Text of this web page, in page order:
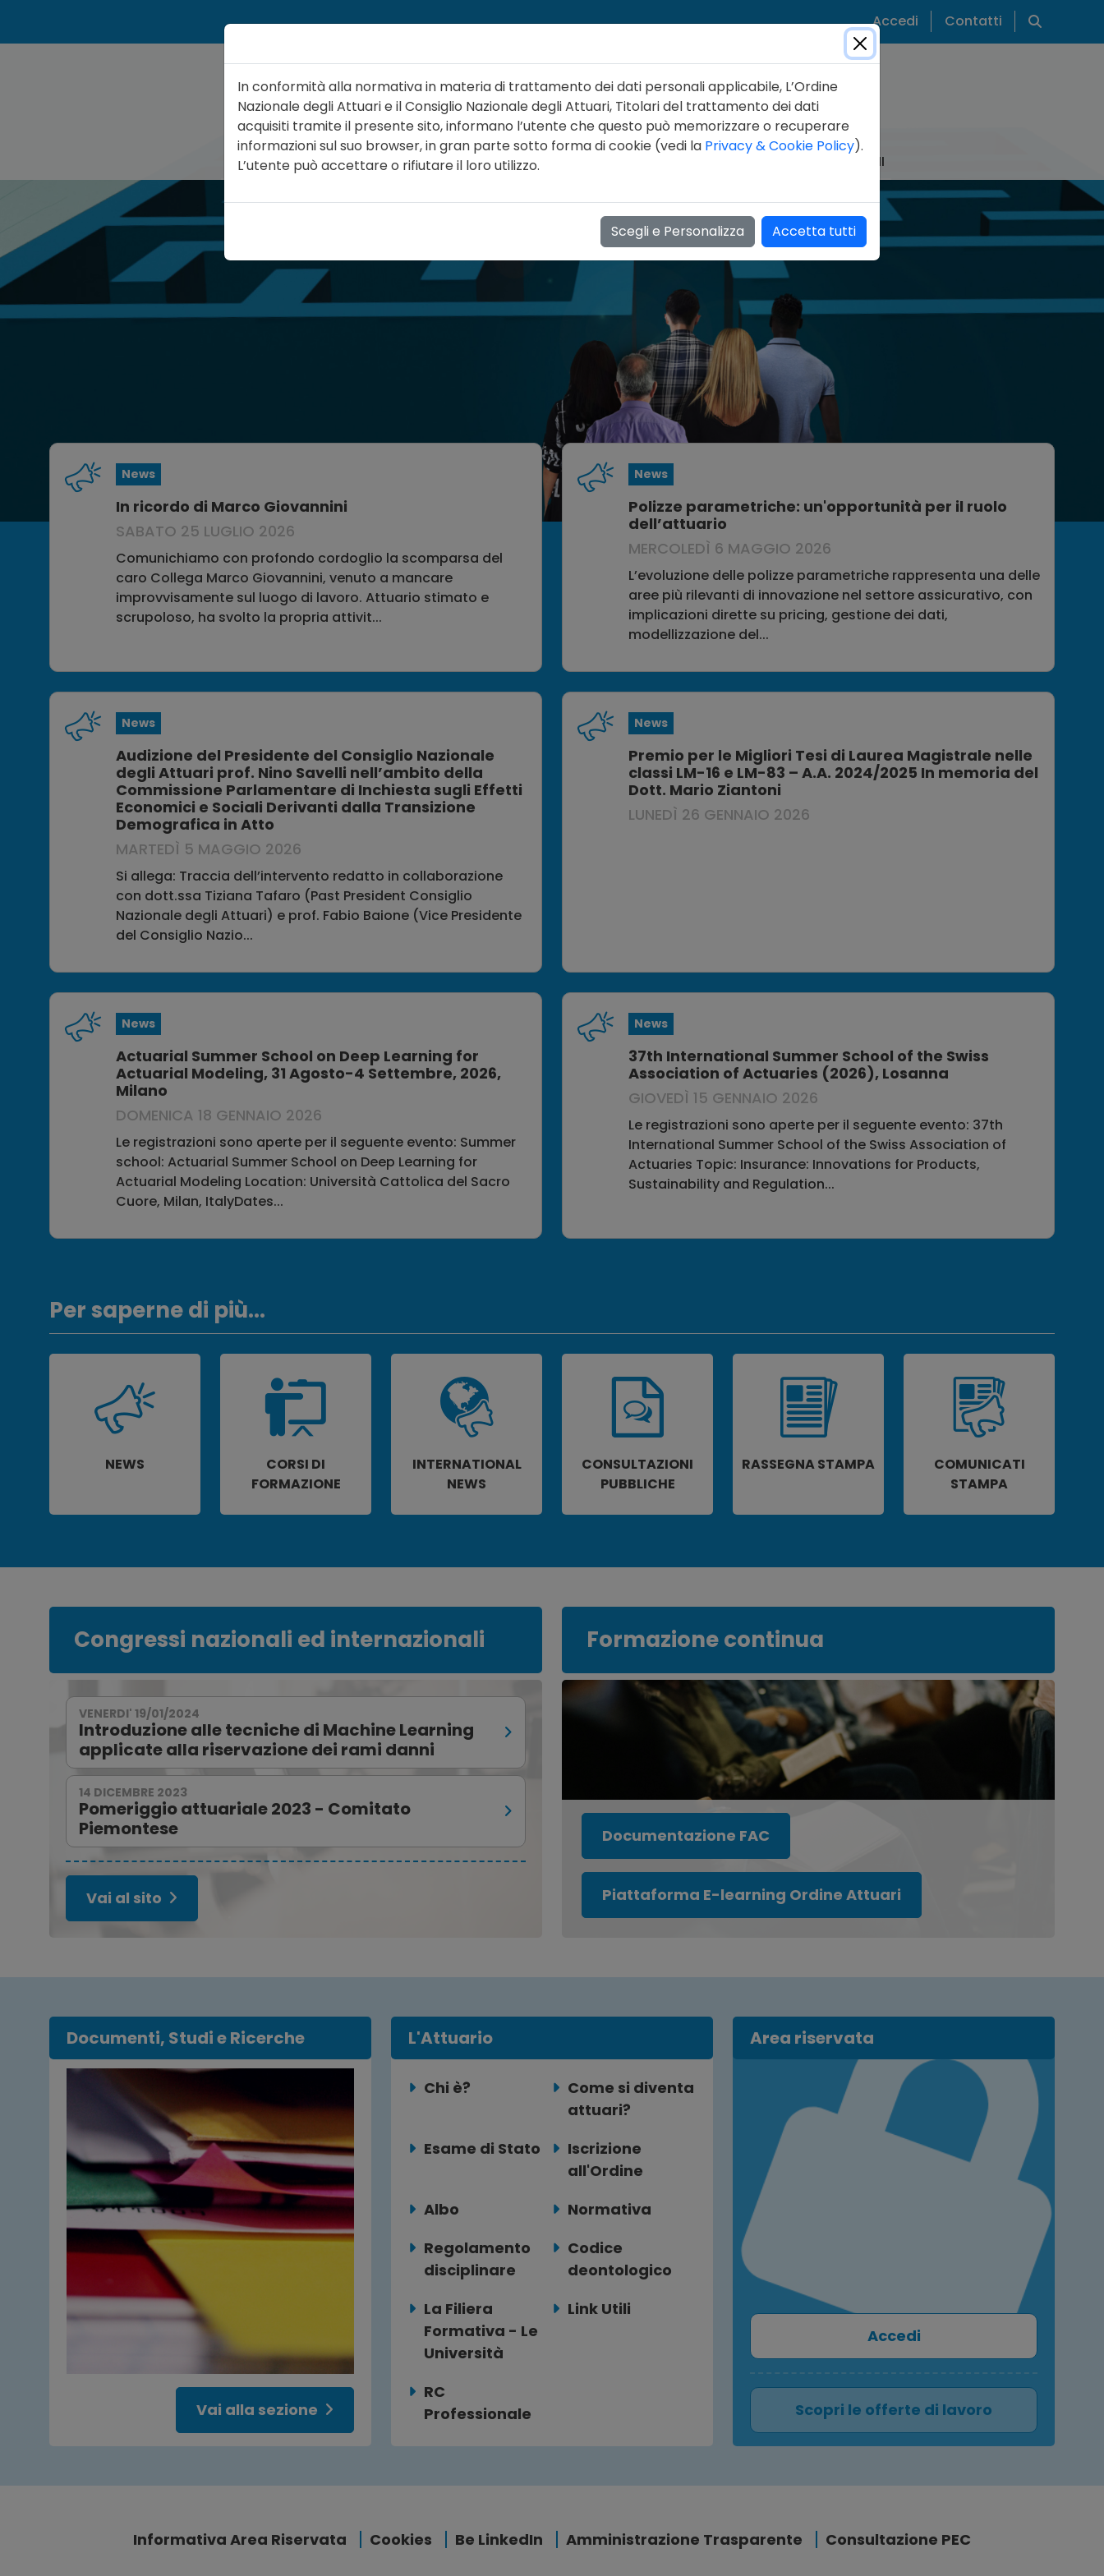
Accedi Contatti
ATTUARIO ORGANI LINEE GUIDA FORMAZIONE PUBBLICAZIONI
Notizie in evidenza
News
In ricordo di Marco Giovannini
SABATO 25 LUGLIO 2026
Comunichiamo con profondo cordoglio la scomparsa del
caro Collega Marco Giovannini, venuto a mancare
improvvisamente sul luogo di lavoro. Attuario stimato e
scrupoloso, ha svolto la propria attivit...
News
Polizze parametriche: un'opportunità per il ruolo
dell’attuario
MERCOLEDÌ 6 MAGGIO 2026
L’evoluzione delle polizze parametriche rappresenta una delle
aree più rilevanti di innovazione nel settore assicurativo, con
implicazioni dirette su pricing, gestione dei dati,
modellizzazione del...
News
Audizione del Presidente del Consiglio Nazionale
degli Attuari prof. Nino Savelli nell’ambito della
Commissione Parlamentare di Inchiesta sugli Effetti
Economici e Sociali Derivanti dalla Transizione
Demografica in Atto
MARTEDÌ 5 MAGGIO 2026
Si allega: Traccia dell’intervento redatto in collaborazione
con dott.ssa Tiziana Tafaro (Past President Consiglio
Nazionale degli Attuari) e prof. Fabio Baione (Vice Presidente
del Consiglio Nazio...
News
Premio per le Migliori Tesi di Laurea Magistrale nelle
classi LM-16 e LM-83 – A.A. 2024/2025 In memoria del
Dott. Mario Ziantoni
LUNEDÌ 26 GENNAIO 2026
News
Actuarial Summer School on Deep Learning for
Actuarial Modeling, 31 Agosto-4 Settembre, 2026,
Milano
DOMENICA 18 GENNAIO 2026
Le registrazioni sono aperte per il seguente evento: Summer
school: Actuarial Summer School on Deep Learning for
Actuarial Modeling Location: Università Cattolica del Sacro
Cuore, Milan, ItalyDates...
News
37th International Summer School of the Swiss
Association of Actuaries (2026), Losanna
GIOVEDÌ 15 GENNAIO 2026
Le registrazioni sono aperte per il seguente evento: 37th
International Summer School of the Swiss Association of
Actuaries Topic: Insurance: Innovations for Products,
Sustainability and Regulation...
Per saperne di più...
NEWS
CORSI DI
FORMAZIONE
INTERNATIONAL
NEWS
CONSULTAZIONI
PUBBLICHE
RASSEGNA STAMPA
COMUNICATI
STAMPA
Congressi nazionali ed internazionali
VENERDI' 19/01/2024
Introduzione alle tecniche di Machine Learning
applicate alla riservazione dei rami danni
14 DICEMBRE 2023
Pomeriggio attuariale 2023 - Comitato
Piemontese
Vai al sito
Formazione continua
Documentazione FAC
Piattaforma E-learning Ordine Attuari
Documenti, Studi e Ricerche
Vai alla sezione
L'Attuario
Chi è?
Come si diventa
attuari?
Esame di Stato
Iscrizione
all'Ordine
Albo
Normativa
Regolamento
disciplinare
Codice
deontologico
La Filiera
Formativa - Le
Università
Link Utili
RC
Professionale
Area riservata
Accedi
Scopri le offerte di lavoro
Informativa Area Riservata Cookies Be LinkedIn Amministrazione Trasparente Consultazione PEC
In conformità alla normativa in materia di trattamento dei dati personali applicabile, L’Ordine
Nazionale degli Attuari e il Consiglio Nazionale degli Attuari, Titolari del trattamento dei dati
acquisiti tramite il presente sito, informano l’utente che questo può memorizzare o recuperare
informazioni sul suo browser, in gran parte sotto forma di cookie (vedi la Privacy & Cookie Policy).
L’utente può accettare o rifiutare il loro utilizzo.
Scegli e Personalizza Accetta tutti